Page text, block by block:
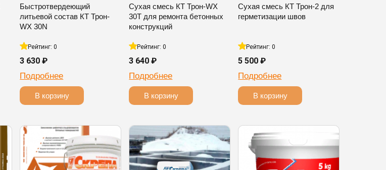
Быстротвердеющий
литьевой состав КТ Трон-
WX 30N
Рейтинг: 0
3 630 ₽
Подробнее
В корзину
Сухая смесь КТ Трон-WX
30T для ремонта бетонных
конструкций
Рейтинг: 0
3 640 ₽
Подробнее
В корзину
Сухая смесь КТ Трон-2 для
герметизации швов
Рейтинг: 0
5 500 ₽
Подробнее
В корзину